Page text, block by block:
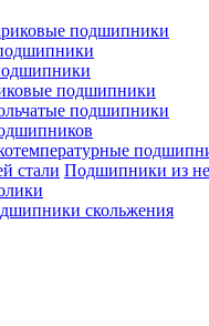
подшипники
подшипники
подшипники
Подшипники из
скольжения